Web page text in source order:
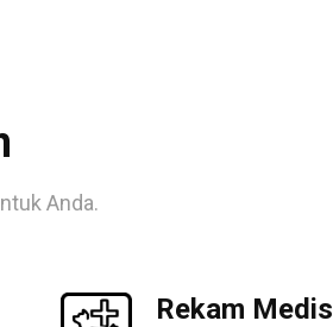
Anda.
Rekam Medis